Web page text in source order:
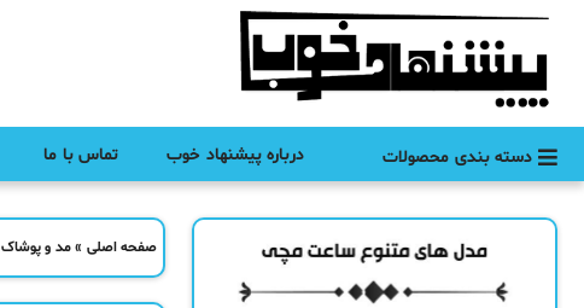
دسته بندی محصولات درباره پیشنهاد خوب تماس با ما
صفحه اصلی »مد و پوشاک